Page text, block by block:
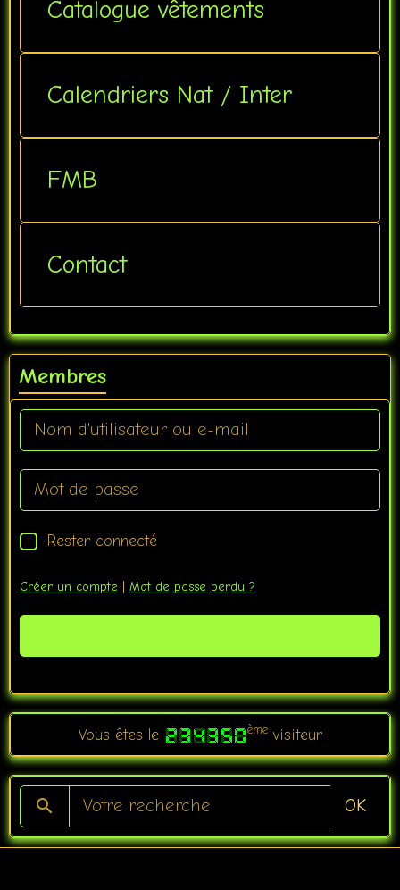
Catalogue vêtements
Calendriers Nat / Inter
FMB
Contact
Membres
Rester connecté
Créer un compte | Mot de passe perdu ?
Vous êtes le èmevisiteur
OK